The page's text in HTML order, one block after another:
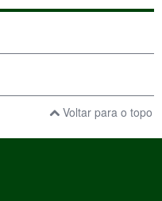
Voltar para o topo